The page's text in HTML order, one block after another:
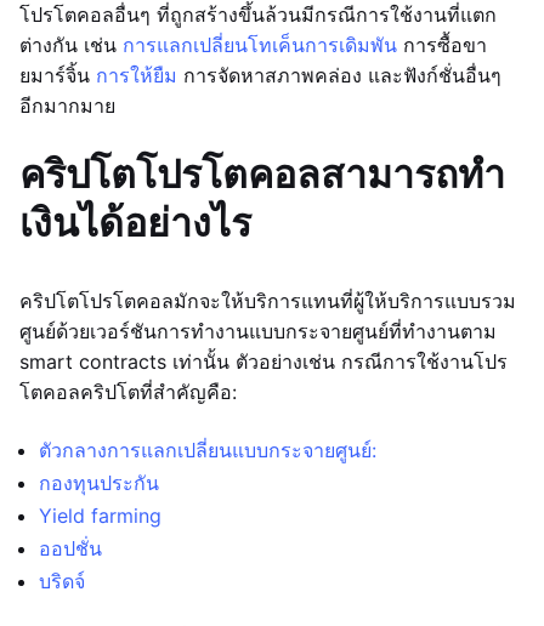
โปรโตคอลอื่นๆ ที่ถูกสร้างขึ้นล้วนมีกรณีการใช้งานที่แตก
ต่างกัน เช่น การแลกเปลี่ยนโทเค็นการเดิมพัน การซื้อขา
ยมาร์จิ้น การให้ยืม การจัดหาสภาพคล่อง และฟังก์ชั่นอื่นๆ
อีกมากมาย
คริปโตโปรโตคอลสามารถทำ
เงินได้อย่างไร
คริปโตโปรโตคอลมักจะให้บริการแทนที่ผู้ให้บริการแบบรวม
ศูนย์ด้วยเวอร์ชันการทำงานแบบกระจายศูนย์ที่ทำงานตาม
smart contracts เท่านั้น ตัวอย่างเช่น กรณีการใช้งานโปร
โตคอลคริปโตที่สำคัญคือ:
ตัวกลางการแลกเปลี่ยนแบบกระจายศูนย์:
กองทุนประกัน
Yield farming
ออปชั่น
บริดจ์